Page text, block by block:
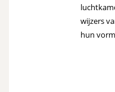
wijzers
hun